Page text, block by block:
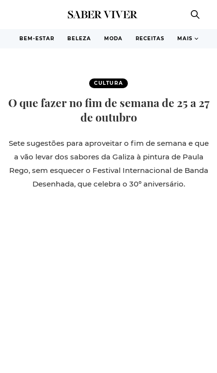
BEM-ESTAR BELEZA MODA RECEITAS MAIS
CULTURA
O que fazer no fim de semana de 25 a 27
de outubro
Sete sugestões para aproveitar o fim de semana e que
a vão levar dos sabores da Galiza à pintura de Paula
Rego, sem esquecer o Festival Internacional de Banda
Desenhada, que celebra o 30º aniversário.